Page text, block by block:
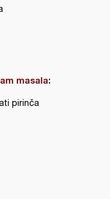
masala:
pirinča